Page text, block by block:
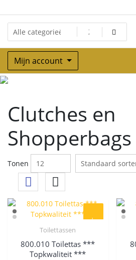
naar
de
inhoud
Mijn account
Clutches en
Shopperbags
Tonen
Toilettassen
800.010 Toilettas ***
Topkwaliteit ***